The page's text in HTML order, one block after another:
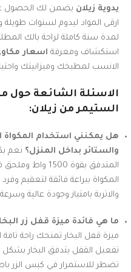
يدوية زيلان يضمن لك الحصول
ارقى المواد ليدوم لسنوات
لمدة سنة كاملة لراحة بالك
استكشاف ومعرفة اسعار
الانسب لمطبخك وميزانيتك
الاسئلة الشائعة حول
الستيمر من زيلان:
هل يمكنني استخدام المكواة
والستائر بداخل المنزل؟ نعم
المتدفق بقوة
المكواة ببراعة فائقة لتعقيم وفرد
والاتربة بامتياز وجودة عالية
ما هي فائدة ميزة قفل زر
ميزة قفل البخار تمنحك راحة تامة
تفعيل القفل يتدفق البخار
تضطر للاستمرار في كبس الزر